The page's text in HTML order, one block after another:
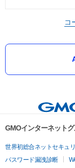
コ
GMOインターネット
世界初総合ネットセキュ
パスワード漏洩診断